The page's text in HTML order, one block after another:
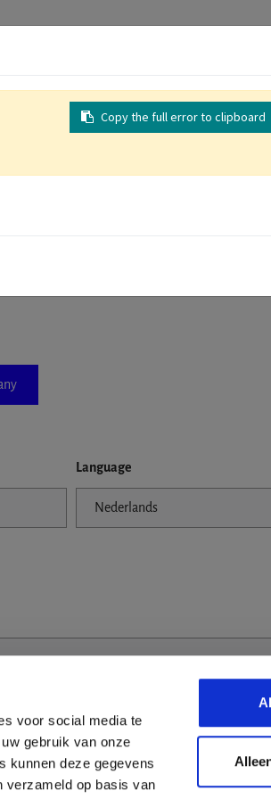
voor social media te
gebruik van onze
kunnen deze gegevens
verzameld op basis van
If you don't find your company in our
Language
Copy the full error to clipboard